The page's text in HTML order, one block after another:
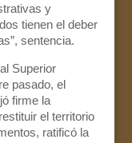
y
tienen el deber
sentencia.
Superior
pasado, el
firme la
el territorio
ratificó la